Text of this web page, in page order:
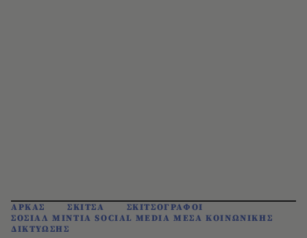
ΑΡΚΑΣ ΣΚΙΤΣΑ
ΣΚΙΤΣΟΓΡΑΦΟΙ
ΣΟΣΙΑΛ ΜΙΝΤΙΑ SOCIAL MEDIA ΜΕΣΑ ΚΟΙΝΩΝΙΚΗΣ
ΔΙΚΤΥΩΣΗΣ